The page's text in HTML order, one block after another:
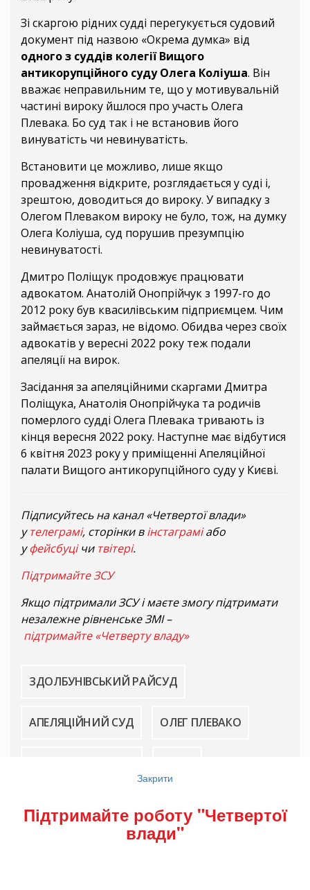
Зі скаргою рідних судді перегукується судовий
документ під назвою «Окрема думка» від
одного з суддів колегії Вищого
антикорупційного суду Олега Коліуша. Він
вважає неправильним те, що у мотивувальній
частині вироку йшлося про участь Олега
Плевака. Бо суд так і не встановив його
винуватість чи невинуватість.
Встановити це можливо, лише якщо
провадження відкрите, розглядається у суді і,
зрештою, доводиться до вироку. У випадку з
Олегом Плеваком вироку не було, тож, на думку
Олега Коліуша, суд порушив презумпцію
невинуватості.
Дмитро Поліщук продовжує працювати
адвокатом. Анатолій Онопрійчук з 1997-го до
2012 року був квасилівським підприємцем. Чим
займається зараз, не відомо. Обидва через своїх
адвокатів у вересні 2022 року теж подали
апеляції на вирок.
Засідання за апеляційними скаргами Дмитра
Поліщука, Анатолія Онопрійчука та родичів
померлого судді Олега Плевака тривають із
кінця вересня 2022 року. Наступне має відбутися
6 квітня 2023 року у приміщенні Апеляційної
палати Вищого антикорупційного суду у Києві.
Підписуйтесь на канал «Четвертої влади»
утелеграмі, сторінки вінстаграміабо
уфейсбуцічи твітері.
Підтримайте ЗСУ
Якщо підтримали ЗСУ і маєте змогу підтримати
незалежне рівненське ЗМІ –
підтримайте «Четверту владу»
ЗДОЛБУНІВСЬКИЙ РАЙСУД
АПЕЛЯЦІЙНИЙ СУД ОЛЕГ ПЛЕВАКО
СУД
Закрити
Підтримайте роботу "Четвертої
влади"